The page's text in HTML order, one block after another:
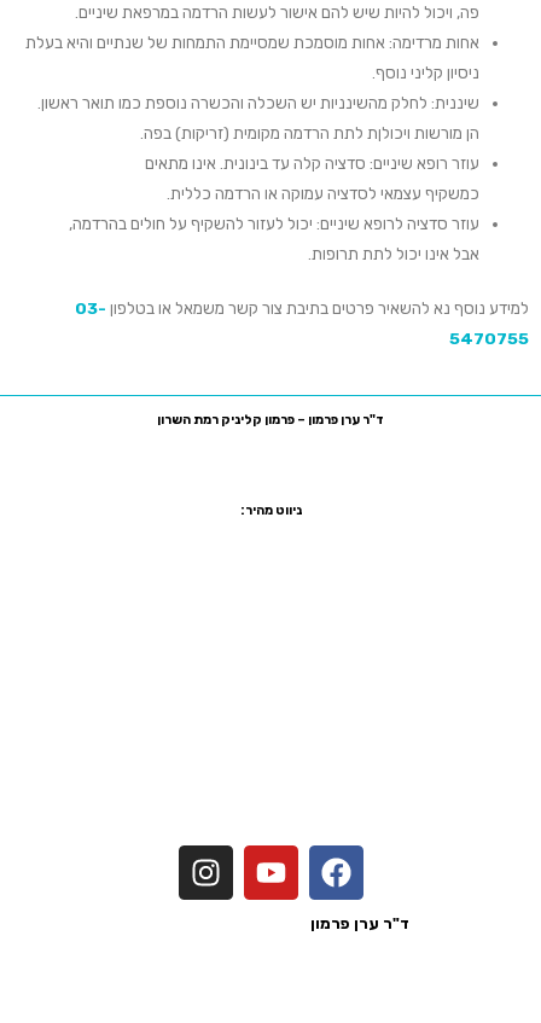
פה, ויכול להיות שיש להם אישור לעשות הרדמה במרפאת שיניים.
אחות מרדימה: אחות מוסמכת שמסיימת התמחות של שנתיים והיא בעלת
ניסיון קליני נוסף.
שיננית: לחלק מהשינניות יש השכלה והכשרה נוספת כמו תואר ראשון.
הן מורשות ויכולןת לתת הרדמה מקומית (זריקות) בפה.
עוזר רופא שיניים: סדציה קלה עד בינונית. אינו מתאים
כמשקיף עצמאי לסדציה עמוקה או הרדמה כללית.
עוזר סדציה לרופא שיניים: יכול לעזור להשקיף על חולים בהרדמה,
אבל אינו יכול לתת תרופות.
למידע נוסף נא להשאיר פרטים בתיבת צור קשר משמאל או בטלפון 03-
5470755
ד"ר ערן פרמון – פרמון קליניק רמת השרון
ניווט מהיר:
ד"ר ערן פרמון